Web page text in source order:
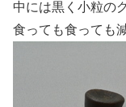
中には黒く小粒の
食っても食っても